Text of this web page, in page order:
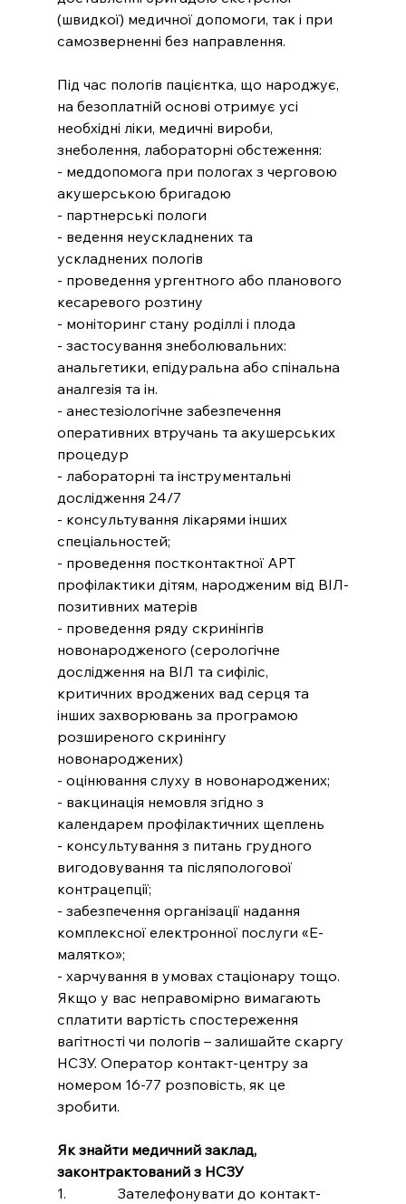
(швидкої) медичної допомоги, так і при
самозверненні без направлення.
Під час пологів пацієнтка, що народжує,
на безоплатній основі отримує усі
необхідні ліки, медичні вироби,
знеболення, лабораторні обстеження:
- меддопомога при пологах з черговою
акушерською бригадою
- партнерські пологи
- ведення неускладнених та
ускладнених пологів
- проведення ургентного або планового
кесаревого розтину
- моніторинг стану роділлі і плода
- застосування знеболювальних:
анальгетики, епідуральна або спінальна
аналгезія та ін.
- анестезіологічне забезпечення
оперативних втручань та акушерських
процедур
- лабораторні та інструментальні
дослідження 24/7
- консультування лікарями інших
спеціальностей;
- проведення постконтактної АРТ
профілактики дітям, народженим від ВІЛ-
позитивних матерів
- проведення ряду скринінгів
новонародженого (серологічне
дослідження на ВІЛ та сифіліс,
критичних вроджених вад серця та
інших захворювань за програмою
розширеного скринінгу
новонароджених)
- оцінювання слуху в новонароджених;
- вакцинація немовля згідно з
календарем профілактичних щеплень
- консультування з питань грудного
вигодовування та післяпологової
контрацепції;
- забезпечення організації надання
комплексної електронної послуги «Е-
малятко»;
- харчування в умовах стаціонару тощо.
Якщо у вас неправомірно вимагають
сплатити вартість спостереження
вагітності чи пологів – залишайте скаргу
НСЗУ. Оператор контакт-центру за
номером 16-77 розповість, як це
зробити.
Як знайти медичний заклад,
законтрактований з НСЗУ
1.              Зателефонувати до контакт-